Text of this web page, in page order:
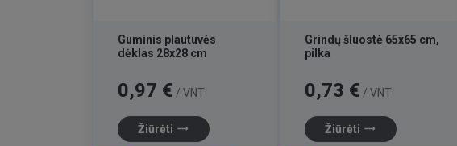
Guminis plautuvės
dėklas 28x28 cm
Kaina
0,97 € / VNT
Žiūrėti trending_flat
Grindų šluostė 65x65 cm,
pilka
Kaina
0,73 € / VNT
Žiūrėti trending_flat